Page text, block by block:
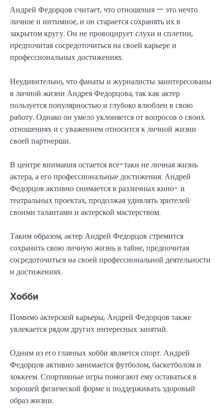
Андрей Федорцов считает, что отношения — это нечто
личное и интимное, и он старается сохранять их в
закрытом кругу. Он не провоцирует слухи и сплетни,
предпочитая сосредоточиться на своей карьере и
профессиональных достижениях.
Неудивительно, что фанаты и журналисты заинтересованы
в личной жизни Андрея Федорцова, так как актер
пользуется популярностью и глубоко влюблен в свою
работу. Однако он умело уклоняется от вопросов о своих
отношениях и с уважением относится к личной жизни
своей партнерши.
В центре внимания остается все-таки не личная жизнь
актера, а его профессиональные достижения. Андрей
Федорцов активно снимается в различных кино- и
театральных проектах, продолжая удивлять зрителей
своими талантами и актерской мастерством.
Таким образом, актер Андрей Федорцов стремится
сохранить свою личную жизнь в тайне, предпочитая
сосредоточиться на своей профессиональной деятельности
и достижениях.
Хобби
Помимо актерской карьеры, Андрей Федорцов также
увлекается рядом других интересных занятий.
Одним из его главных хобби является спорт. Андрей
Федорцов активно занимается футболом, баскетболом и
хоккеем. Спортивные игры помогают ему оставаться в
хорошей физической форме и поддерживать здоровый
образ жизни.